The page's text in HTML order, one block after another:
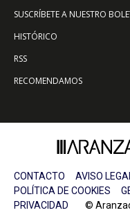
SUSCRÍBETE A NUESTRO
HISTÓRICO
RSS
RECOMENDAMOS
CONTACTO AVISO
POLÍTICA DE COOKIES
PRIVACIDAD © Aranzadi